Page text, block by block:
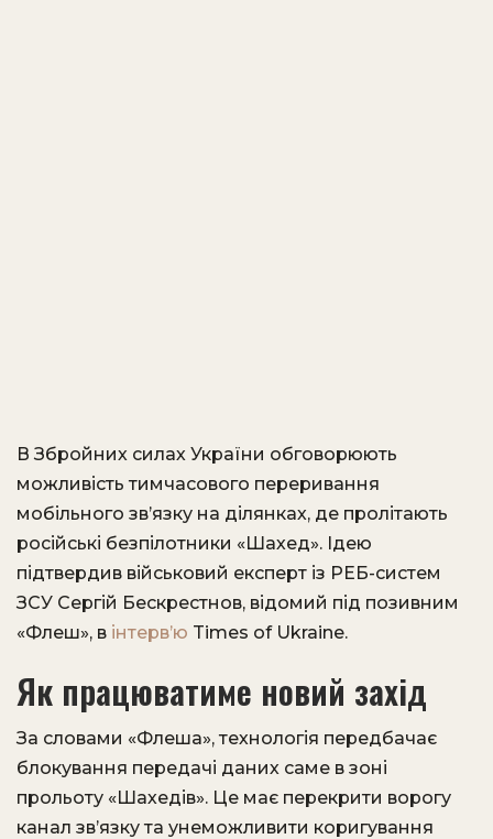
В Збройних силах України обговорюють
можливість тимчасового переривання
мобільного зв’язку на ділянках, де пролітають
російські безпілотники «Шахед». Ідею
підтвердив військовий експерт із РЕБ-систем
ЗСУ Сергій Бескрестнов, відомий під позивним
«Флеш», в інтерв’ю Times of Ukraine.
Як працюватиме новий захід
За словами «Флеша», технологія передбачає
блокування передачі даних саме в зоні
прольоту «Шахедів». Це має перекрити ворогу
канал зв’язку та унеможливити коригування